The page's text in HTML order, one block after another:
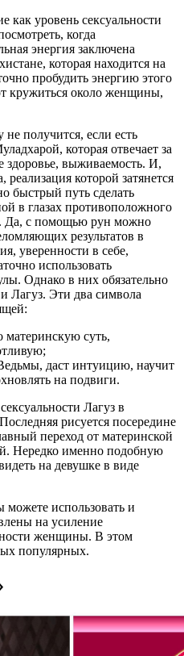
как уровень сексуальности
когда
энергия заключена
которая находится на
пробудить энергию этого
кружиться около женщины,
получится, если есть
которая отвечает за
здоровье, выживаемость. И,
реализация которой затянется
быстрый путь сделать
в глазах противоположного
Да, с помощью рун можно
результатов в
уверенности в себе,
использовать
Однако в них обязательно
Лагуз. Эти два символа
материнскую суть,
даст интуицию, научит
на подвиги.
Лагуз в
рисуется посередине
переход от материнской
Нередко именно подобную
на девушке в виде
использовать и
на усиление
женщины. В этом
популярных.